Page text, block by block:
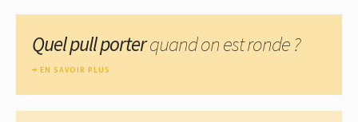
Quel pull porterquand on est ronde ?
EN SAVOIR PLUS